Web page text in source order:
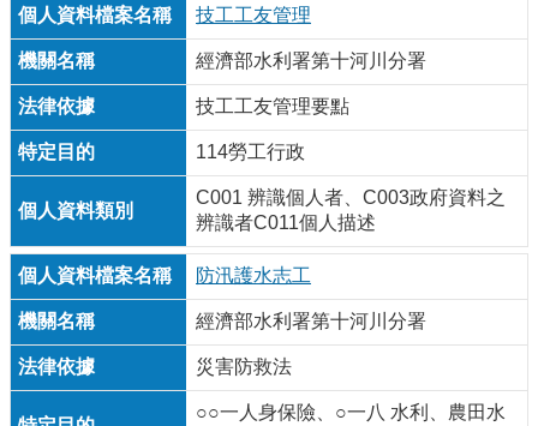
技工工友管理
經濟部水利署第十河川分署
技工工友管理要點
114勞工行政
C001 辨識個人者、C003政府資料之
辨識者C011個人描述
防汛護水志工
經濟部水利署第十河川分署
災害防救法
○○一人身保險、○一八 水利、農田水